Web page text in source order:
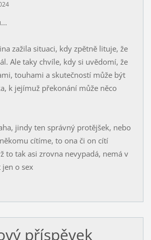
zažila situaci, kdy zpětně lituje, že
Ale taky chvíle, kdy si uvědomí, že
touhami a skutečností může být
k jejímuž překonání může něco
jindy ten správný protějšek, nebo
cítíme, to ona či on cítí
to tak asi zrovna nevypadá, nemá v
o sex
příspěvek